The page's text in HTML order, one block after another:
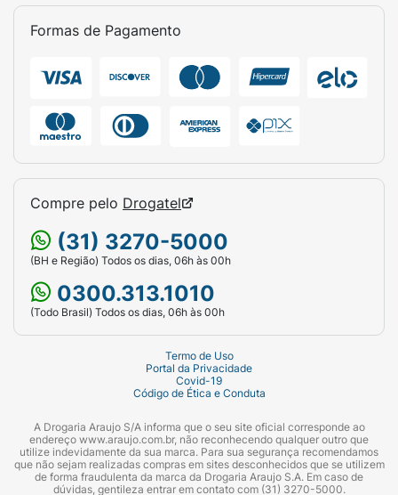
Formas de Pagamento
Compre pelo Drogatel
(31) 3270-5000
(BH e Região) Todos os dias, 06h às 00h
0300.313.1010
(Todo Brasil) Todos os dias, 06h às 00h
Termo de Uso
Portal da Privacidade
Covid-19
Código de Ética e Conduta
A Drogaria Araujo S/A informa que o seu site oficial corresponde ao
endereço www.araujo.com.br, não reconhecendo qualquer outro que
utilize indevidamente da sua marca. Para sua segurança recomendamos
que não sejam realizadas compras em sites desconhecidos que se utilizem
de forma fraudulenta da marca da Drogaria Araujo S.A. Em caso de
dúvidas, gentileza entrar em contato com (31) 3270-5000.